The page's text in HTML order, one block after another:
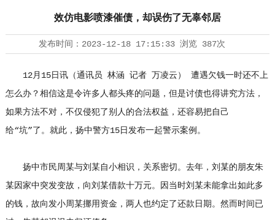
效仿电影喷漆催债，却误伤了无辜邻居
发布时间： 2023-12-18 17:15:33浏览 387次
12月15日讯（通讯员 林涵 记者 万凌云） 遭遇欠钱一时还不上
怎么办？相信这是令许多人都头疼的问题，但是讨债也得讲究方法，
如果方法不对，不仅侵犯了别人的合法权益，还容易把自己
给“坑”了。就此，扬中警方15日发布一起警示案例。
扬中市民周某与刘某自小相识，关系密切。去年，刘某的朋友朱
某因家中突发变故，向刘某借款十万元。因当时刘某未能拿出如此多
的钱，故向发小周某挪用资金，两人也约定了还款日期。然而时间已